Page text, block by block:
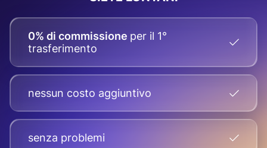
0% di commissione per il 1°
trasferimento
nessun costo aggiuntivo
senza problemi